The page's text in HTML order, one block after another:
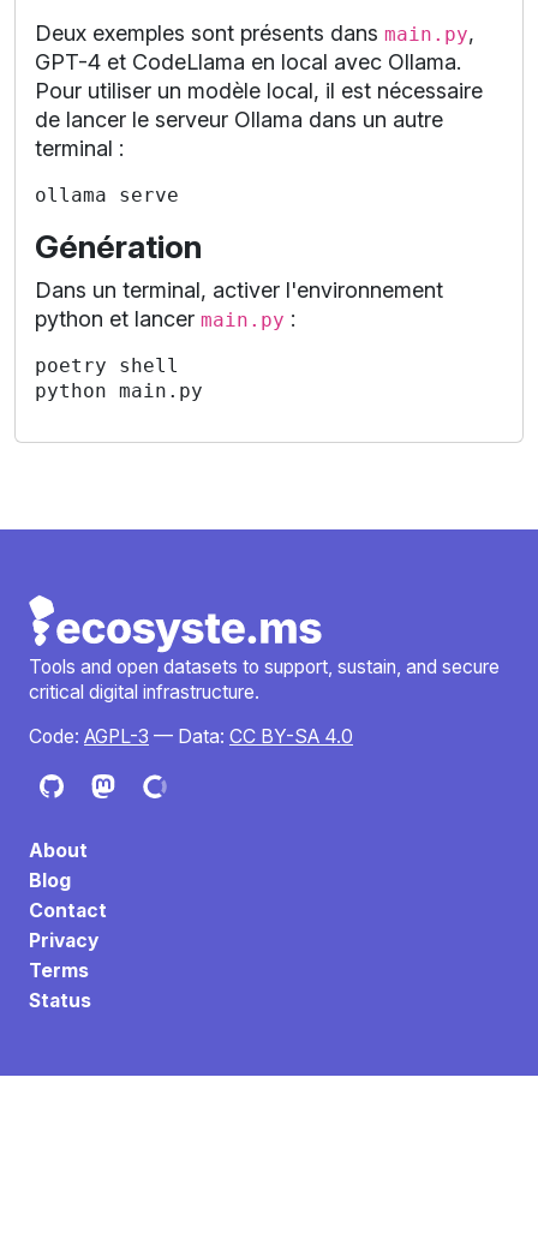
Deux exemples sont présents dans main.py,
GPT-4 et CodeLlama en local avec Ollama.
Pour utiliser un modèle local, il est nécessaire
de lancer le serveur Ollama dans un autre
terminal :
Génération
Dans un terminal, activer l'environnement
python et lancer main.py :
poetry shell
Tools and open datasets to support, sustain, and secure
critical digital infrastructure.
Code: AGPL-3 — Data: CC BY-SA 4.0
About
Blog
Contact
Privacy
Terms
Status